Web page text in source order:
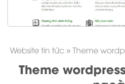
Website tin tức » Theme
Theme